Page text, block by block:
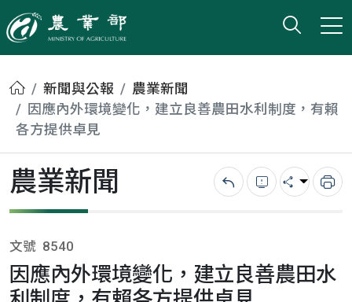
農業部
打開
小版
首頁新聞與公報
農業新聞
因應內外環境變化，建立良善農田水利制度，有賴
各方提供卓見
農業新聞 回上一頁錯誤回報
分享 列
文號 8540
因應內外環境變化，建立良善農田水